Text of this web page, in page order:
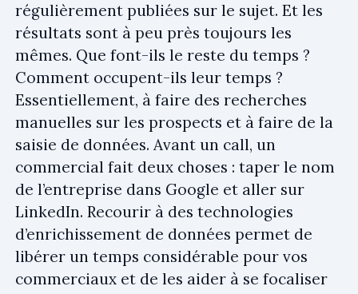
régulièrement publiées sur le sujet. Et les
résultats sont à peu près toujours les
mêmes. Que font-ils le reste du temps ?
Comment occupent-ils leur temps ?
Essentiellement, à faire des recherches
manuelles sur les prospects et à faire de la
saisie de données. Avant un call, un
commercial fait deux choses : taper le nom
de l’entreprise dans Google et aller sur
LinkedIn. Recourir à des technologies
d’enrichissement de données permet de
libérer un temps considérable pour vos
commerciaux et de les aider à se focaliser